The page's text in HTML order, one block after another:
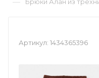
Артикул: 1434365396